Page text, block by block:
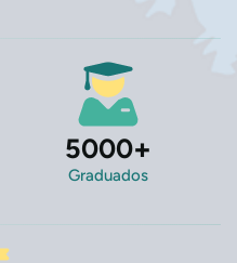
5000+
Graduados